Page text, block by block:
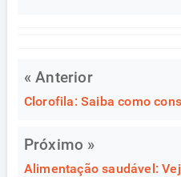
« Anterior
Clorofila: Saiba como
Próximo »
Alimentação saudável: